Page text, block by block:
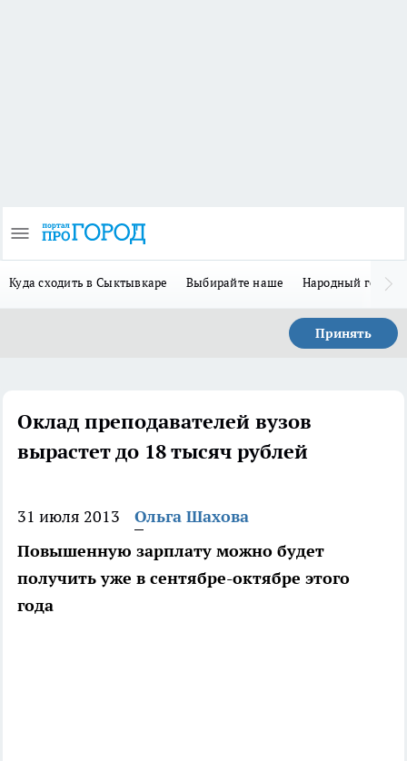
Куда сходить в Сыктывкаре Выбирайте наше Народный герой
Принять
Оклад преподавателей вузов
вырастет до 18 тысяч рублей
31 июля 2013
Ольга Шахова
Повышенную зарплату можно будет
получить уже в сентябре-октябре этого
года